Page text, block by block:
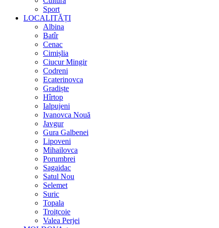
Sport
LOCALITĂȚI
Albina
Batîr
Cenac
Cimișlia
Ciucur Mingir
Codreni
Ecaterinovca
Gradiște
Hîrtop
Ialpujeni
Ivanovca Nouă
Javgur
Gura Galbenei
Lipoveni
Mihailovca
Porumbrei
Sagaidac
Satul Nou
Selemet
Suric
Topala
Troițcoie
Valea Perjei